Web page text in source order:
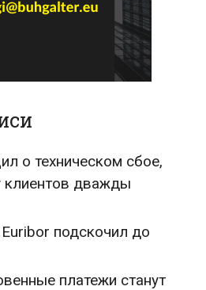
о техническом сбое,
клиентов дважды
подскочил до
платежи станут